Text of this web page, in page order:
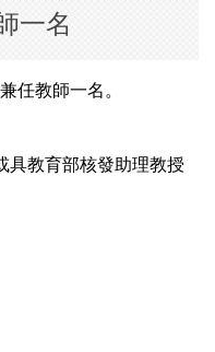
一名
任教師一名。
具教育部核發助理教授